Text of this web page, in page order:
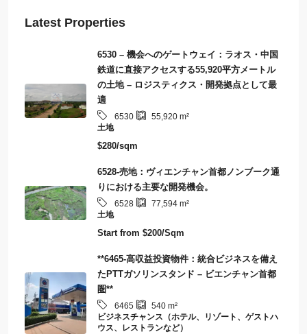
Latest Properties
6530 – 機会へのゲートウェイ：ラオス・中国
鉄道に直接アクセスする55,920平方メートル
の土地 – ロジスティクス・開発拠点として最
適
6530 55,920 m²
土地
$280/sqm
6528-売地：ヴィエンチャン首都ノンブーク通
りにおける主要な開発機会。
6528 77,594 m²
土地
Start from $200/Sqm
**6465-高収益投資物件：統合ビジネスを備え
たPTTガソリンスタンド – ビエンチャン首都
圏**
6465 540 m²
ビジネスチャンス（ホテル、リゾート、ゲストハ
ウス、レストランなど）